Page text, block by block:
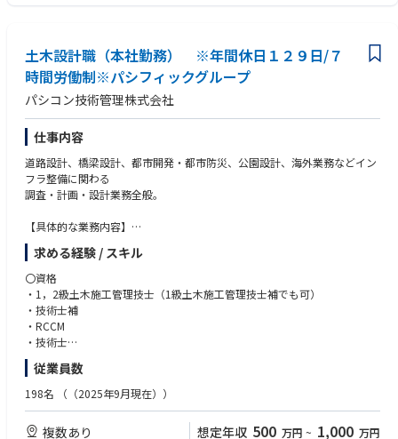
台村、3Fカフェテリア）
・快適なオフィス環境（ビル15Ｆで周囲に高い建物もなく、見晴らしのい
い広々としたキレイなオフィス）
・休憩スペース（4人掛けＢＯＸシート2つ、窓際カウンター4席、長テー
ブル10席、打合せスペース多数）
・電子レンジ（複数）、冷蔵庫、ウォーターサーバー、コーヒーマシン
（1杯20円）
（外部カウンセラーへのキャリア相談）
【働き方改革】
・テレワーク（在宅勤務）、ノー残業day（毎週水曜日）、有給初月から
付与、時間単位有給
・実働7時間/日、年間休日129日、夏期休暇（6～9月に自由に5日間）
【本社オフィス・就労環境他】
・JR蒲田駅徒歩2分のオフィス（1F：コンビニ、ドトール、2F：お弁当屋
台村、3Fカフェテリア）
い広々としたキレイなオフィス）
・休憩スペース（4人掛けＢＯＸシート2つ、窓際カウンター4席、長テー
ブル10席、打合せスペース多数）
・電子レンジ（複数）、冷蔵庫、ウォーターサーバー、コーヒーマシン
（1杯20円）
土木設計職（本社勤務） ※年間休日１２９日/７
時間労働制※パシフィックグループ
パシコン技術管理株式会社
仕事内容
道路設計、橋梁設計、都市開発・都市防災、公園設計、海外業務などイン
フラ整備に関わる
調査・計画・設計業務全般。
【具体的な業務内容】
〇道路設計 ：道路計画・設計（予備設計、詳細設計）
〇構造物設計：道路構造物（擁壁、地下構造物等の道路構造物の設計）
橋梁設計（予備設計、詳細設計、耐震補強設計）
〇都市開発・都市防災：防災まちづくり、無電柱化業務
〇下水道設計：管渠基本設計・実施設計
～働く環境について～
るよう、様々な「研修・教育」「働き方改革」「オフィス環境」の整備を
進めております。
・階層別研修（年次・リーダー・管理職）
求める経験 / スキル
〇資格
・1，2級土木施工管理技士（1級土木施工管理技士補でも可）
・技術士補
・RCCM
・技術士
※上記、いずれか一つ必須
※コンクリート（主任技師）、コンクリート診断士、河川点検士、道路橋
点検士お持ちの方歓迎
〇PC・OAスキル
従業員数
198名 （（2025年9月現在））
複数あり 想定年収 500 万円 ~ 1,000 万円